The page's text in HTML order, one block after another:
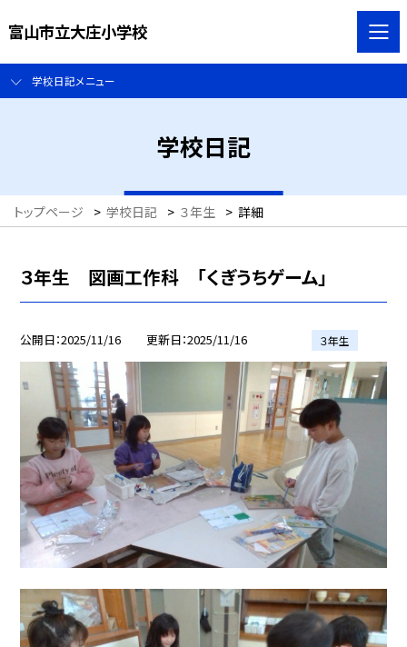
富山市立大庄小学校
学校日記メニュー
学校日記
トップページ > 学校日記 > ３年生 > 詳細
３年生 図画工作科 「くぎうちゲーム」
公開日 2025/11/16 更新日 2025/11/16 ３年生